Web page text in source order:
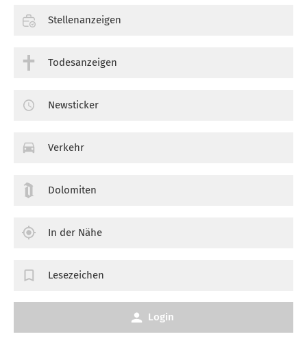
Stellenanzeigen
Todesanzeigen
Newsticker
Verkehr
Dolomiten
In der Nähe
Lesezeichen
Login